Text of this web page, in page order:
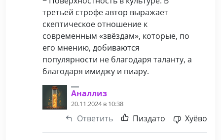
третьей строфе автор выражает
скептическое отношение к
современным «звёздам», которые, по
его мнению, добиваются
популярности не благодаря таланту, а
благодаря имиджу и пиару.
Аналлиз
20.11.2024 в 10:38
Ответить Пиздато Хуёво